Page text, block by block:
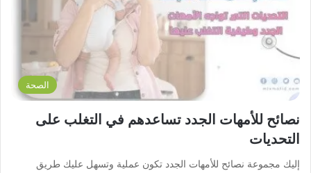
الصحة
نصائح للأمهات الجدد تساعدهم في التغلب على
التحديات
إليك مجموعة نصائح للأمهات الجدد تكون عملية وتسهل عليك طريق